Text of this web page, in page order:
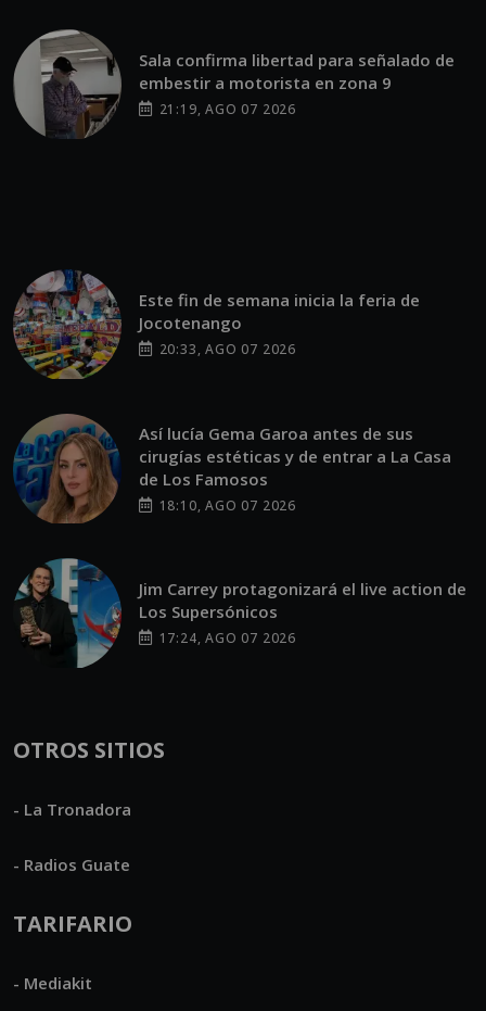
Sala confirma libertad para señalado de
embestir a motorista en zona 9
21:19, AGO 07 2026
Este fin de semana inicia la feria de
Jocotenango
20:33, AGO 07 2026
Así lucía Gema Garoa antes de sus
cirugías estéticas y de entrar a La Casa
de Los Famosos
18:10, AGO 07 2026
Jim Carrey protagonizará el live action de
Los Supersónicos
17:24, AGO 07 2026
OTROS SITIOS
- La Tronadora
- Radios Guate
TARIFARIO
- Mediakit